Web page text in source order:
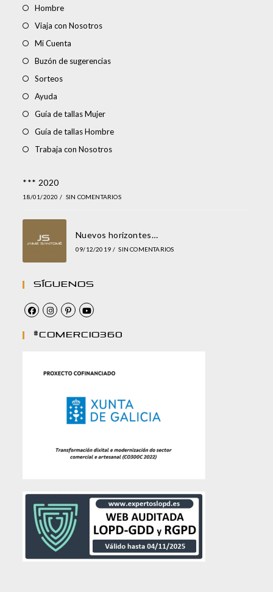
Hombre
Viaja con Nosotros
Mi Cuenta
Buzón de sugerencias
Sorteos
Ayuda
Guía de tallas Mujer
Guía de tallas Hombre
Trabaja con Nosotros
*** 2020
18/01/2020 / SIN COMENTARIOS
Nuevos horizontes…
09/12/2019 / SIN COMENTARIOS
Síguenos
#comercio360